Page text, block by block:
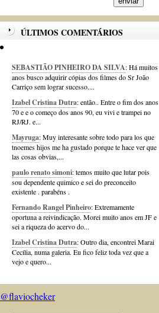
ÚLTIMOS COMENTÁRIOS
SEBASTIÃO PINHEIRO DA SILVA: Há muitos
anos busco adquirir cópias dos filmes do Sr João
Carriço sem lograr sucesso....
Izabel Cristina Dutra: então.. Entre o fim dos anos
70 e e o começo dos anos 90, eu vivi e trampei no
RJ/RJ. e...
Mayruga: Muy interesante sobre todo para los que
tnoemes hijos me ha gustado porque te hace ver que
las cosas obvias,...
paulo renato simoni: temos muito que lutar pois
sou dependente quimico e sei do preconceito
existente . parabéns .
Fernando Rangel Pinheiro: Extremamente
oportuna a reivindicação. Morei muito anos em JF e
sei a riqueza do acervo do...
Izabel Cristina Dutra: Outro dia, encontrei Marai
Cecília, numa galeria. Eu fico feliz toda vez que a
vejo e quero...
@flaviocheker